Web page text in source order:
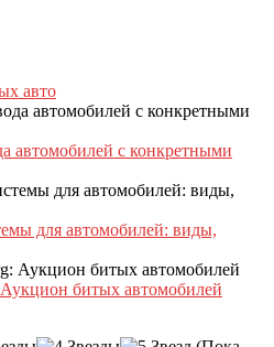
авто
автомобилей с конкретными
для автомобилей: виды,
битых автомобилей